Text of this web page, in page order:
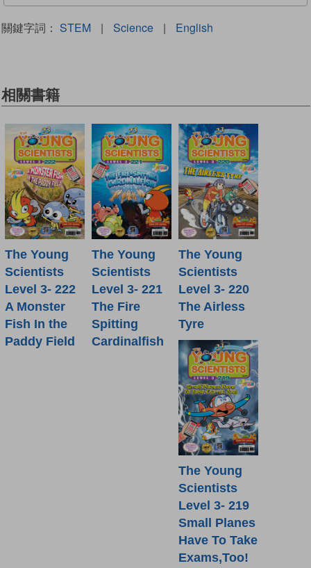
關鍵字詞： STEM | Science | English
相關書籍
The Young
Scientists
Level 3- 222
A Monster
Fish In the
Paddy Field
The Young
Scientists
Level 3- 221
The Fire
Spitting
Cardinalfish
The Young
Scientists
Level 3- 220
The Airless
Tyre
The Young
Scientists
Level 3- 219
Small Planes
Have To Take
Exams,Too!